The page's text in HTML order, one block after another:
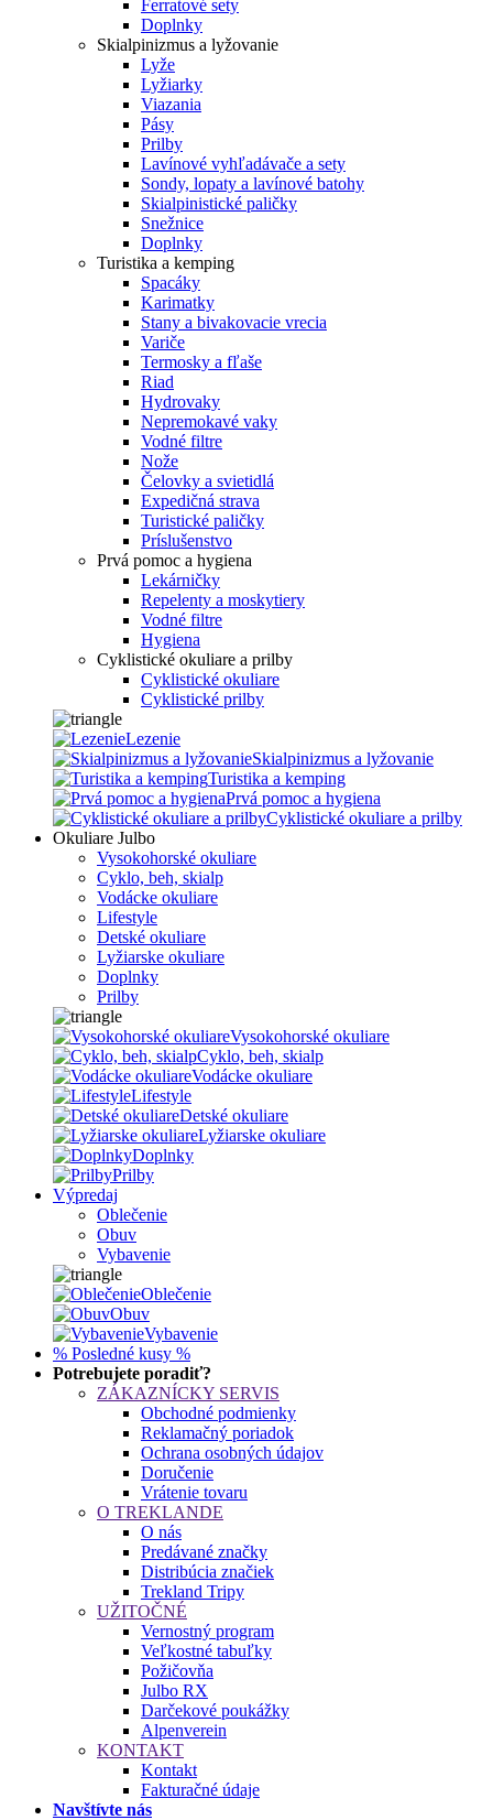
Ferratové sety
Doplnky
Skialpinizmus a lyžovanie
Lyže
Lyžiarky
Viazania
Pásy
Prilby
Lavínové vyhľadávače a sety
Sondy, lopaty a lavínové batohy
Skialpinistické paličky
Snežnice
Doplnky
Turistika a kemping
Spacáky
Karimatky
Stany a bivakovacie vrecia
Variče
Termosky a fľaše
Riad
Hydrovaky
Nepremokavé vaky
Vodné filtre
Nože
Čelovky a svietidlá
Expedičná strava
Turistické paličky
Príslušenstvo
Prvá pomoc a hygiena
Lekárničky
Repelenty a moskytiery
Vodné filtre
Hygiena
Cyklistické okuliare a prilby
Cyklistické okuliare
Cyklistické prilby
Lezenie
Skialpinizmus a lyžovanie
Turistika a kemping
Prvá pomoc a hygiena
Cyklistické okuliare a prilby
Okuliare Julbo
Vysokohorské okuliare
Cyklo, beh, skialp
Vodácke okuliare
Lifestyle
Detské okuliare
Lyžiarske okuliare
Doplnky
Prilby
Vysokohorské okuliare
Cyklo, beh, skialp
Vodácke okuliare
Lifestyle
Detské okuliare
Lyžiarske okuliare
Doplnky
Prilby
Výpredaj
Oblečenie
Obuv
Vybavenie
Oblečenie
Obuv
Vybavenie
% Posledné kusy %
Potrebujete poradiť?
ZÁKAZNÍCKY SERVIS
Obchodné podmienky
Reklamačný poriadok
Ochrana osobných údajov
Doručenie
Vrátenie tovaru
O TREKLANDE
O nás
Predávané značky
Distribúcia značiek
Trekland Tripy
UŽITOČNÉ
Vernostný program
Veľkostné tabuľky
Požičovňa
Julbo RX
Darčekové poukážky
Alpenverein
KONTAKT
Kontakt
Fakturačné údaje
Navštívte nás